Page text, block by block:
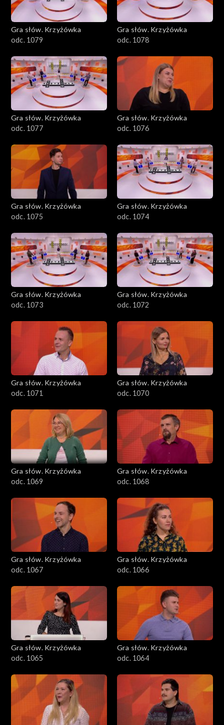
Gra słów. Krzyżówka
odc. 1079
Gra słów. Krzyżówka
odc. 1078
Gra słów. Krzyżówka
odc. 1077
Gra słów. Krzyżówka
odc. 1076
Gra słów. Krzyżówka
odc. 1075
Gra słów. Krzyżówka
odc. 1074
Gra słów. Krzyżówka
odc. 1073
Gra słów. Krzyżówka
odc. 1072
Gra słów. Krzyżówka
odc. 1071
Gra słów. Krzyżówka
odc. 1070
Gra słów. Krzyżówka
odc. 1069
Gra słów. Krzyżówka
odc. 1068
Gra słów. Krzyżówka
odc. 1067
Gra słów. Krzyżówka
odc. 1066
Gra słów. Krzyżówka
odc. 1065
Gra słów. Krzyżówka
odc. 1064